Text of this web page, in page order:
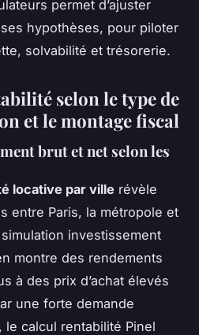
permet d’ajuster
hypothèses, pour piloter
solvabilité et trésorerie.
selon le type de
et le montage fiscal
brut et net selon les
locative par ville révèle
entre Paris, la métropole et
investissement
montre des rendements
à des prix d’achat élevés
une forte demande
le calcul rentabilité Pinel